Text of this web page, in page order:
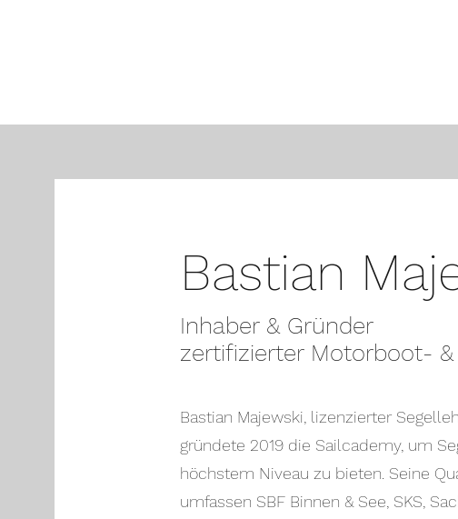
Bastian
Inhaber & Gründer
zertifizierter Motorboot- &
Bastian Majewski, lizenzierter
gründete 2019 die Sailcademy, um
höchstem Niveau zu bieten. Seine
umfassen SBF Binnen & See, SKS,